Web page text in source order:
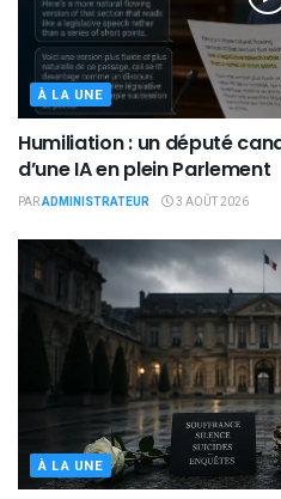
À LA UNE
Humiliation : un député
d’une IA en plein Parlement
PARADMINISTRATEUR 3 AOÛT 2026
À LA UNE